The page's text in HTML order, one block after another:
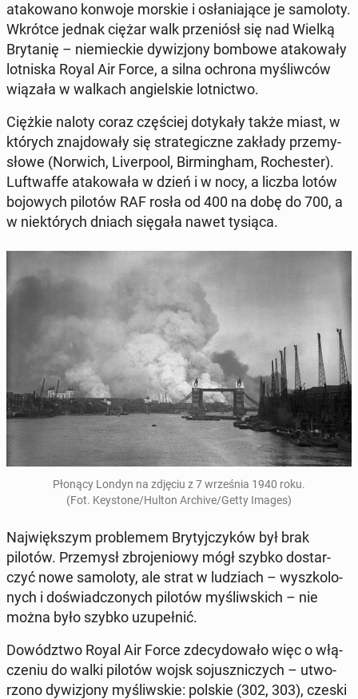
ata­ko­wa­no konwoje morskie i osła­nia­ją­ce je sa­mo­lo­ty.
Wkrótce jednak ciężar walk prze­niósł się nad Wielką
Bry­ta­nię – nie­miec­kie dy­wi­zjo­ny bombowe ata­ko­wa­ły
lot­ni­ska Royal Air Force, a silna ochrona my­śliw­ców
wiązała w walkach an­giel­skie lot­nic­two.
Ciężkie naloty coraz czę­ściej do­ty­ka­ły także miast, w
których znaj­do­wa­ły się stra­te­gicz­ne zakłady prze­my­
sło­we (Norwich, Li­ver­po­ol, Bir­ming­ham, Ro­che­ster).
Luft­waf­fe ata­ko­wa­ła w dzień i w nocy, a liczba lotów
bo­jo­wych pilotów RAF rosła od 400 na dobę do 700, a
w nie­któ­rych dniach sięgała nawet tysiąca.
Płonący Londyn na zdjęciu z 7 wrze­śnia 1940 roku.
(Fot. Key­sto­ne/Hulton Archive/Getty Images)
Naj­więk­szym pro­ble­mem Bry­tyj­czy­ków był brak
pilotów. Prze­mysł zbro­je­nio­wy mógł szybko do­star­
czyć nowe sa­mo­lo­ty, ale strat w lu­dziach – wy­szko­lo­
nych i do­świad­czo­nych pilotów my­śliw­skich – nie
można było szybko uzu­peł­nić.
Do­wódz­two Royal Air Force zde­cy­do­wa­ło więc o włą­
cze­niu do walki pilotów wojsk so­jusz­ni­czych – utwo­
rzo­no dy­wi­zjo­ny my­śliw­skie: polskie (302, 303), czeski